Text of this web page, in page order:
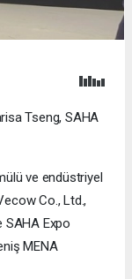
Tseng, SAHA
ve endüstriyel
Co., Ltd.,
SAHA Expo
MENA